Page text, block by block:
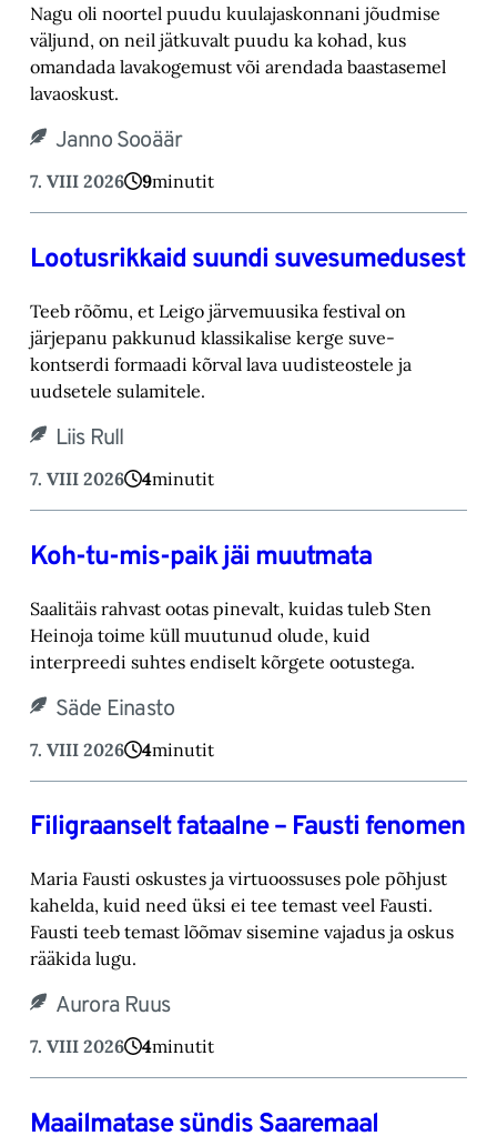
Nagu oli noortel puudu kuulajaskonnani jõudmise
väljund, on neil jätkuvalt puudu ka kohad, ‎kus
omandada lavakogemust või arendada baastasemel
lavaoskust.‎
Janno Sooäär
7. VIII 2026 9minutit
Lootusrikkaid suundi suvesumedusest
Teeb rõõmu, et Leigo järvemuusika festival on
järjepanu pakkunud klassikalise kerge suve-‎
kontserdi formaadi kõrval lava uudisteostele ja
uudsetele sulamitele.‎
Liis Rull
7. VIII 2026 4minutit
Koh-tu-mis-paik jäi muutmata
Saalitäis rahvast ootas pinevalt, kuidas tuleb Sten
Heinoja toime küll muutunud olude, kuid
‎interpreedi suhtes endiselt kõrgete ootustega.‎
Säde Einasto
7. VIII 2026 4minutit
Filigraanselt fataalne – Fausti fenomen
Maria Fausti oskustes ja virtuoossuses pole põhjust
kahelda, kuid need üksi ei tee temast ‎veel Fausti.
Fausti teeb temast lõõmav sisemine vajadus ja oskus
rääkida lugu.‎
Aurora Ruus
7. VIII 2026 4minutit
Maailmatase sündis Saaremaal